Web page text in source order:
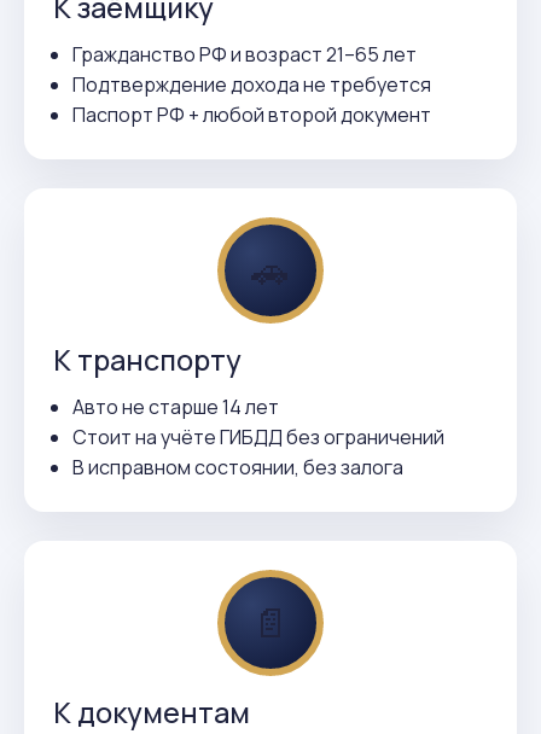
К заёмщику
Гражданство РФ и возраст 21–65 лет
Подтверждение дохода не требуется
Паспорт РФ + любой второй документ
🚗
К транспорту
Авто не старше 14 лет
Стоит на учёте ГИБДД без ограничений
В исправном состоянии, без залога
📄
К документам